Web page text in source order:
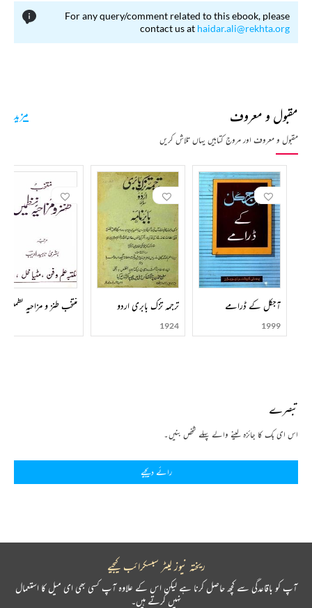
For any query/comment related to this ebook, please
contact us at haidar.ali@rekhta.org
مقبول و معروف
مقبول و معروف اور مروج کتابیں یہاں تلاش کریں
مزید
آجکل کے ڈرامے
1999
ترجمہ تزک بابری اردو
1924
منتخب طنز و مزاحیہ نظمیں
تبصرے
اس ای بک کا جائزہ لینے والے پہلے شخص بنیں۔
رائے دیجیے
ریختہ نیوز لیٹر سبسکرائب کیجیے
آپ کو باقاعدگی سے کچھ حاصل کرنا ہے لیکن اس کے علاوہ آپ کسی بھی ای میل کا استعمال
نہیں کرتے ہیں۔